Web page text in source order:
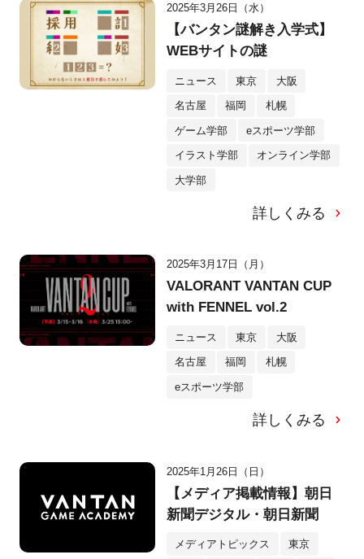
2025年3月26日（水）
【バンタン謎解き入学式】
WEBサイトの謎
ニュース 東京 大阪
名古屋 福岡 札幌
ゲーム学部 eスポーツ学部
イラスト学部 オンライン学部
大学部
詳しくみる
2025年3月17日（月）
VALORANT VANTAN CUP
with FENNEL vol.2
ニュース 東京 大阪
名古屋 福岡 札幌
eスポーツ学部
詳しくみる
2025年1月26日（日）
【メディア掲載情報】朝日
新聞デジタル・朝日新聞
メディアトピックス 東京